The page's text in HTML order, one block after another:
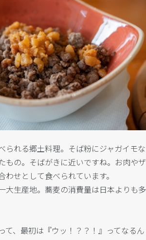
られる郷土料理。そば粉にジャガイモな
もの。そばがきに近いですね。お肉やザ
わせとして食べられています。
大生産地。蕎麦の消費量は日本よりも多
て、最初は『ウッ！？？！』ってなるん